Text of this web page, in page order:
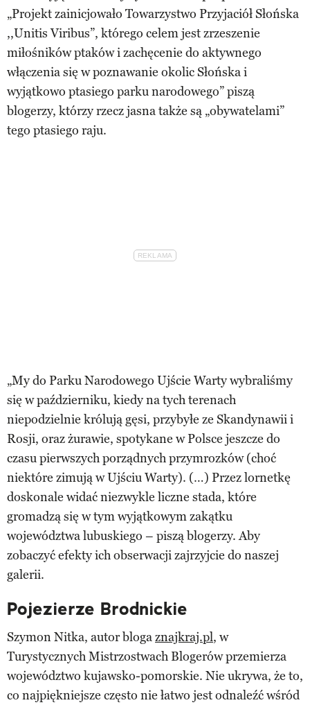
„Projekt zainicjowało Towarzystwo Przyjaciół Słońska
,,Unitis Viribus”, którego celem jest zrzeszenie
miłośników ptaków i zachęcenie do aktywnego
włączenia się w poznawanie okolic Słońska i
wyjątkowo ptasiego parku narodowego” piszą
blogerzy, którzy rzecz jasna także są „obywatelami”
tego ptasiego raju.
„My do Parku Narodowego Ujście Warty wybraliśmy
się w październiku, kiedy na tych terenach
niepodzielnie królują gęsi, przybyłe ze Skandynawii i
Rosji, oraz żurawie, spotykane w Polsce jeszcze do
czasu pierwszych porządnych przymrozków (choć
niektóre zimują w Ujściu Warty). (…) Przez lornetkę
doskonale widać niezwykle liczne stada, które
gromadzą się w tym wyjątkowym zakątku
województwa lubuskiego – piszą blogerzy. Aby
zobaczyć efekty ich obserwacji zajrzyjcie do naszej
galerii.
Pojezierze Brodnickie
Szymon Nitka, autor blogaznajkraj.pl, w
Turystycznych Mistrzostwach Blogerów przemierza
województwo kujawsko-pomorskie. Nie ukrywa, że to,
co najpiękniejsze często nie łatwo jest odnaleźć wśród